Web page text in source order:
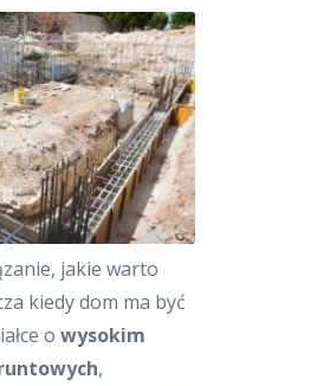
jakie warto
kiedy dom ma być
o wysokim
,